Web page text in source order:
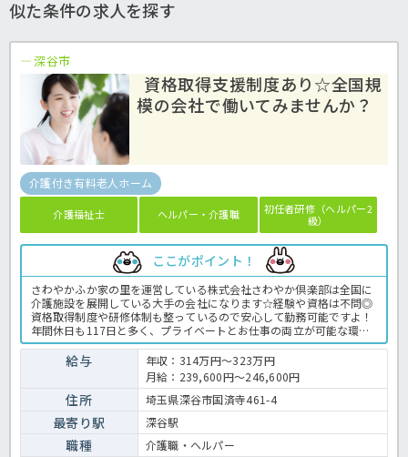
似た条件の求人を探す
深谷市
資格取得支援制度あり☆全国規
模の会社で働いてみませんか？
介護付き有料老人ホーム
介護福祉士 ヘルパー・介護職
初任者研修（ヘルパー2
級）
ここがポイント！
さわやかふか家の里を運営している株式会社さわやか倶楽部は全国に
介護施設を展開している大手の会社になります☆経験や資格は不問◎
資格取得制度や研修体制も整っているので安心して勤務可能ですよ！
年間休日も117日と多く、プライベートとお仕事の両立が可能な環境
になります☆定年が65歳で長く勤務することも可能で、65歳以降も条
件面は変わらずに働けるので安心の職場です〇求人が気になる方は是
非ほっ介護までお問い合わせください！有料老人ホームでの介護業務
全般です。＜介護職 正職員 有料老人ホームの求人＞
給与
年収：314万円～323万円
月給：239,600円～246,600円
住所 埼玉県深谷市国済寺461-4
最寄り駅 深谷駅
職種 介護職・ヘルパー